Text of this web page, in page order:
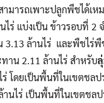
Search
for:
ามารถเพาะปลูกพืชได้เ
ไร่ แบ่งเป็น ข้าวรอบที่
3.13 ล้านไร่ และพืชไร่
าน 2.11 ล้านไร่ สำหรับ
โดยเป็นพื้นที่ในเขตชล
นไร่ เป็นพื้นที่ในเขตชล